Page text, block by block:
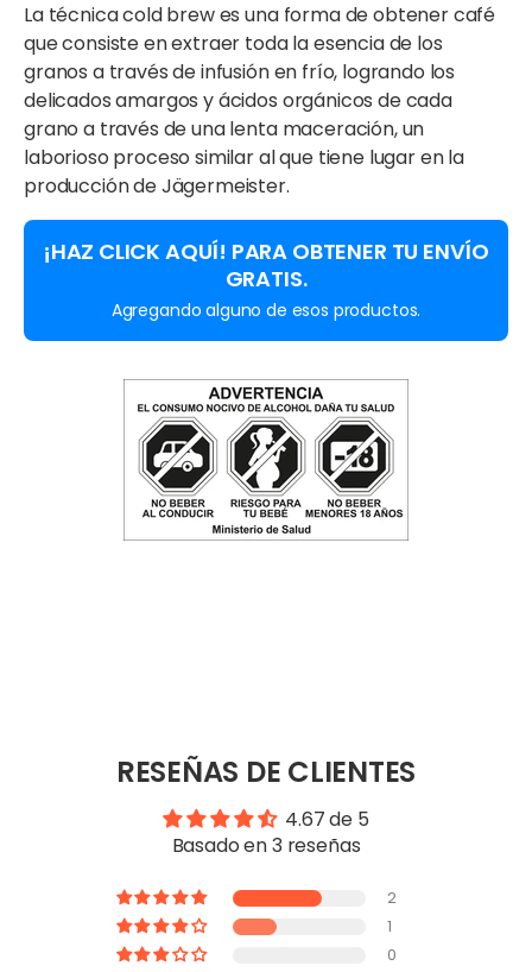
La técnica cold brew es una forma de obtener café
que consiste en extraer toda la esencia de los
granos a través de infusión en frío, logrando los
delicados amargos y ácidos orgánicos de cada
grano a través de una lenta maceración, un
laborioso proceso similar al que tiene lugar en la
producción de Jägermeister.
¡HAZ CLICK AQUÍ! PARA OBTENER TU ENVÍO
GRATIS.
Agregando alguno de esos productos.
RESEÑAS DE CLIENTES
4.67 de 5
Basado en 3 reseñas
2
1
0